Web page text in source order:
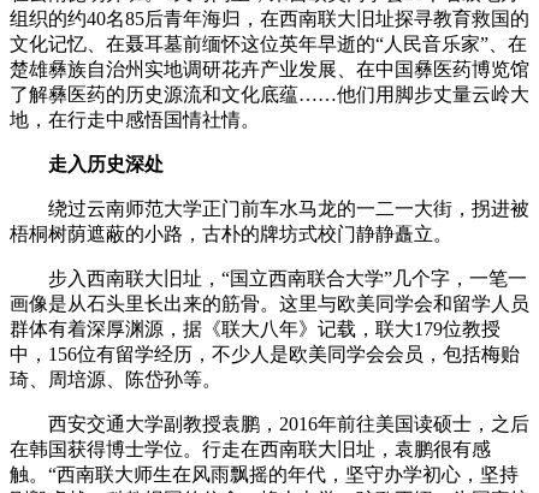
组织的约40名85后青年海归，在西南联大旧址探寻教育救国的
文化记忆、在聂耳墓前缅怀这位英年早逝的“人民音乐家”、在
楚雄彝族自治州实地调研花卉产业发展、在中国彝医药博览馆
了解彝医药的历史源流和文化底蕴……他们用脚步丈量云岭大
地，在行走中感悟国情社情。
走入历史深处
绕过云南师范大学正门前车水马龙的一二一大街，拐进被
梧桐树荫遮蔽的小路，古朴的牌坊式校门静静矗立。
步入西南联大旧址，“国立西南联合大学”几个字，一笔一
画像是从石头里长出来的筋骨。这里与欧美同学会和留学人员
群体有着深厚渊源，据《联大八年》记载，联大179位教授
中，156位有留学经历，不少人是欧美同学会会员，包括梅贻
琦、周培源、陈岱孙等。
西安交通大学副教授袁鹏，2016年前往美国读硕士，之后
在韩国获得博士学位。行走在西南联大旧址，袁鹏很有感
触。“西南联大师生在风雨飘摇的年代，坚守办学初心，坚持